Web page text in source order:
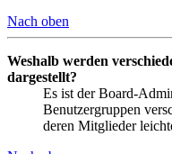
Nach oben
Weshalb werden
dargestellt?
Es ist der Board-
Benutzergruppen
deren Mitglieder